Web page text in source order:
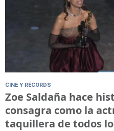
CINE Y RÉCORDS
Zoe Saldaña hace
consagra como la
taquillera de todos